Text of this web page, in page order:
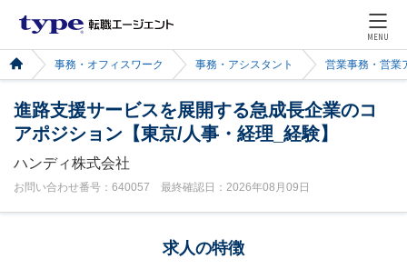
MENU
事務・オフィスワーク 事務・アシスタント 営業事務・営業
進路支援サービスを展開する急成長企業のコ
アポジション【東京/人事・経理_経験】
ハンディ株式会社
お問い合わせ番号：640057 最終確認日：2026年08月09日
求人の特徴